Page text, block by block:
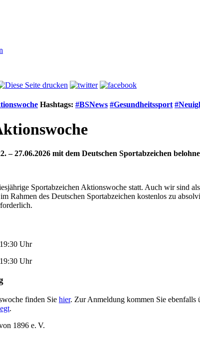
Hashtags: #BSNews #Gesundheitssport
– 27.06.2026 mit dem Deutschen Sportabzeichen
Sportabzeichen Aktionswoche statt. Auch wir sind
Rahmen des Deutschen Sportabzeichen kostenlos zu
Uhr
Uhr
finden Sie hier. Zur Anmeldung kommen Sie ebenfalls
.
1896 e. V.